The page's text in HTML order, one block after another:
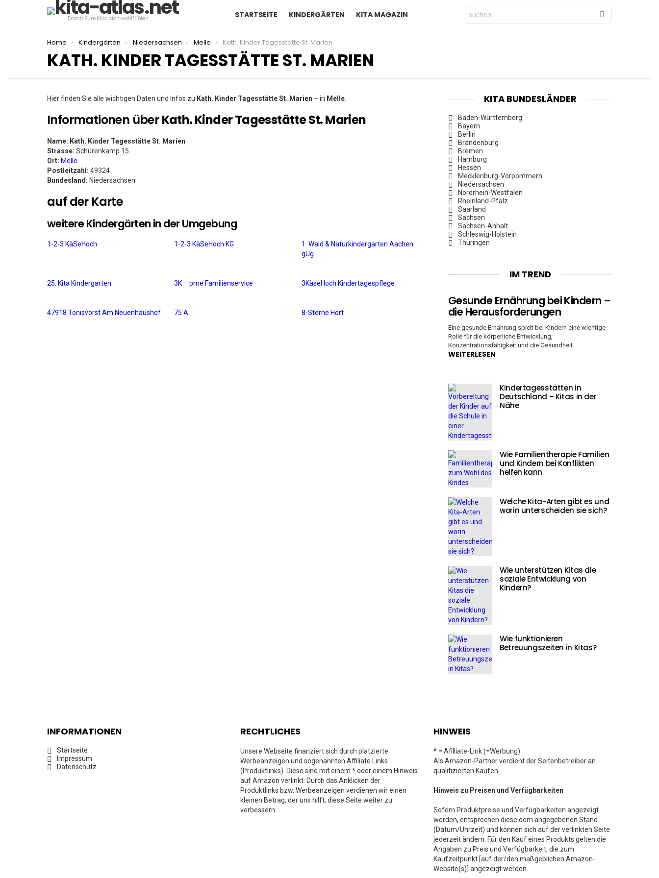
Damit Eure Kids sich wohlfühlen STARTSEITE KINDERGÄRTEN KITA MAGAZIN
Search
for:
You are here:
Home Kindergärten Niedersachsen Melle Kath. Kinder Tagesstätte St. Marien
KATH. KINDER TAGESSTÄTTE ST. MARIEN
Hier finden Sie alle wichtigen Daten und Infos zu Kath. Kinder Tagesstätte St. Marien – in Melle
Informationen überKath. Kinder Tagesstätte St. Marien
Name: Kath. Kinder Tagesstätte St. Marien
Strasse: Schürenkamp 15
Ort: Melle
Postleitzahl: 49324
Bundesland: Niedersachsen
auf der Karte
weitere Kindergärten in der Umgebung
1-2-3 KäSeHoch 1-2-3 KäSeHoch KG
1. Wald & Naturkindergarten Aachen
gUg
25. Kita Kindergarten 3K – pme Familienservice 3KäseHoch Kindertagespflege
47918 Tönisvorst Am Neuenhaushof 75 A 8-Sterne Hort
KITA BUNDESLÄNDER
Baden-Württemberg
Bayern
Berlin
Brandenburg
Bremen
Hamburg
Hessen
Mecklenburg-Vorpommern
Niedersachsen
Nordrhein-Westfalen
Rheinland-Pfalz
Saarland
Sachsen
Sachsen-Anhalt
Schleswig-Holstein
Thüringen
IM TREND
Gesunde Ernährung bei Kindern –
die Herausforderungen
Eine gesunde Ernährung spielt bei KIndern eine wichtige
Rolle für die körperliche Entwicklung,
Konzentrationsfähigkeit und die Gesundheit.
WEITERLESEN
Kindertagesstätten in
Deutschland – Kitas in der
Nähe
Wie Familientherapie Familien
und Kindern bei Konflikten
helfen kann
Welche Kita-Arten gibt es und
worin unterscheiden sie sich?
Wie unterstützen Kitas die
soziale Entwicklung von
Kindern?
Wie funktionieren
Betreuungszeiten in Kitas?
INFORMATIONEN
Startseite
Impressum
Datenschutz
RECHTLICHES
Unsere Webseite finanziert sich durch platzierte
Werbeanzeigen und sogenannten Affiliate Links
(Produktlinks). Diese sind mit einem * oder einem Hinweis
auf Amazon verlinkt. Durch das Anklicken der
Produktlinks bzw. Werbeanzeigen verdienen wir einen
kleinen Betrag, der uns hilft, diese Seite weiter zu
verbessern.
HINWEIS
* = Afilliate-Link (=Werbung)
Als Amazon-Partner verdient der Seitenbetreiber an
qualifizierten Käufen.
Hinweis zu Preisen und Verfügbarkeiten
Sofern Produktpreise und Verfügbarkeiten angezeigt
werden, entsprechen diese dem angegebenen Stand
(Datum/Uhrzeit) und können sich auf der verlinkten Seite
jederzeit ändern. Für den Kauf eines Produkts gelten die
Angaben zu Preis und Verfügbarkeit, die zum
Kaufzeitpunkt [auf der/den maßgeblichen Amazon-
Website(s)] angezeigt werden.